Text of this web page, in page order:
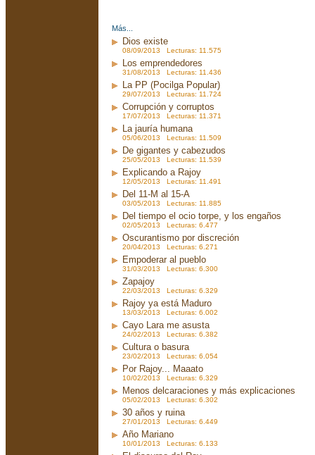
Más...
Dios existe
08/09/2013 Lecturas: 11.575
Los emprendedores
31/08/2013 Lecturas: 11.436
La PP (Pocilga Popular)
29/07/2013 Lecturas: 11.724
Corrupción y corruptos
17/07/2013 Lecturas: 11.371
La jauría humana
05/06/2013 Lecturas: 11.509
De gigantes y cabezudos
25/05/2013 Lecturas: 11.539
Explicando a Rajoy
12/05/2013 Lecturas: 11.491
Del 11-M al 15-A
03/05/2013 Lecturas: 11.885
Del tiempo el ocio torpe, y los engaños
02/05/2013 Lecturas: 6.477
Oscurantismo por discreción
20/04/2013 Lecturas: 6.271
Empoderar al pueblo
31/03/2013 Lecturas: 6.300
Zapajoy
22/03/2013 Lecturas: 6.329
Rajoy ya está Maduro
13/03/2013 Lecturas: 6.002
Cayo Lara me asusta
24/02/2013 Lecturas: 6.382
Cultura o basura
23/02/2013 Lecturas: 6.054
Por Rajoy... Maaato
10/02/2013 Lecturas: 6.329
Menos delcaraciones y más explicaciones
05/02/2013 Lecturas: 6.302
30 años y ruina
27/01/2013 Lecturas: 6.449
Año Mariano
10/01/2013 Lecturas: 6.133